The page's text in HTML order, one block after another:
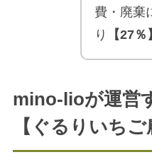
費・廃棄
り
【27％
mino-lioが運営
【ぐるりいち